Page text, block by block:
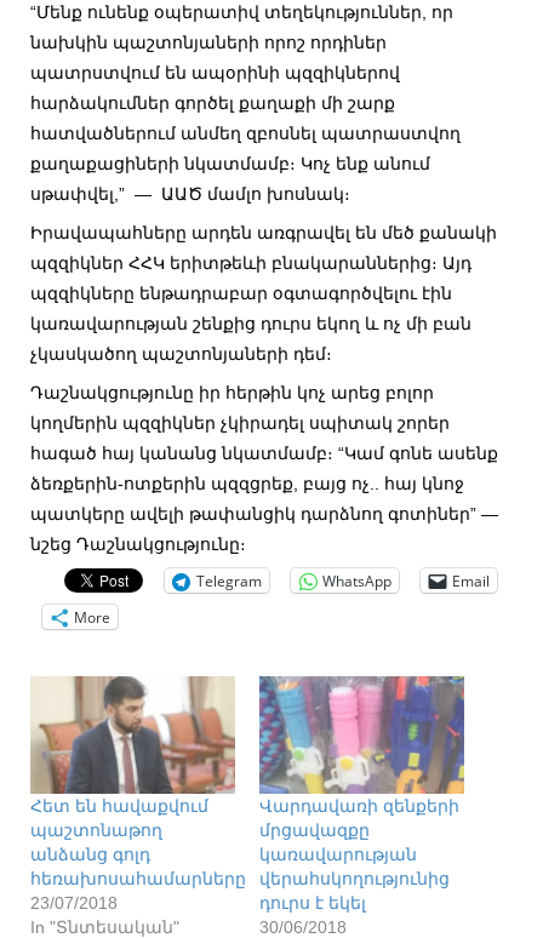
“Մենք ունենք օպերատիվ տեղեկություններ, որ
նախկին պաշտոնյաների որոշ որդիներ
պատրստվում են ապօրինի պզզիկներով
հարձակումներ գործել քաղաքի մի շարք
հատվածներում անմեղ զբոսնել պատրաստվող
քաղաքացիների նկատմամբ։ Կոչ ենք անում
սթափվել,” — ԱԱԾ մամլո խոսնակ։
Իրավապահները արդեն առգրավել են մեծ քանակի
պզզիկներ ՀՀԿ երիտթեևի բնակարաններից։ Այդ
պզզիկները ենթադրաբար օգտագործվելու էին
կառավարության շենքից դուրս եկող և ոչ մի բան
չկասկածող պաշտոնյաների դեմ։
Դաշնակցությունը իր հերթին կոչ արեց բոլոր
կողմերին պզզիկներ չկիրադել սպիտակ շորեր
հագած հայ կանանց նկատմամբ։ “Կամ գոնե ասենք
ձեռքերին-ոտքերին պզզցրեք, բայց ոչ.. հայ կնոջ
պատկերը ավելի թափանցիկ դարձնող գոտիներ” —
նշեց Դաշնակցությունը։
Telegram WhatsApp
Email
More
Հետ են հավաքվում
պաշտոնաթող
անձանց գոլդ
հեռախոսահամարները
23/07/2018
In "Տնտեսական"
Վարդավառի զենքերի
մրցավազքը
կառավարության
վերահսկողությունից
դուրս է եկել
30/06/2018